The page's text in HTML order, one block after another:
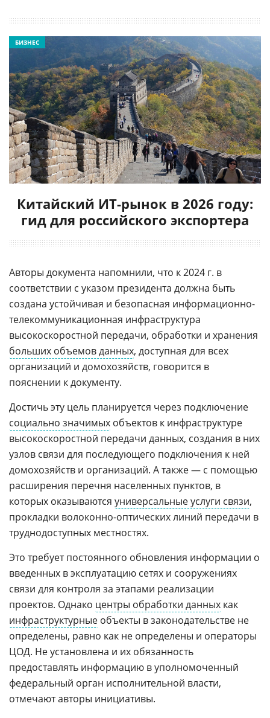
Китайский ИТ-рынок в 2026 году:
гид для российского экспортера
БИЗНЕС
Авторы документа напомнили, что к 2024 г. в
соответствии с указом президента должна быть
создана устойчивая и безопасная информационно-
телекоммуникационная инфраструктура
высокоскоростной передачи, обработки и хранения
больших объемов данных, доступная для всех
организаций и домохозяйств, говорится в
пояснении к документу.
Достичь эту цель планируется через подключение
социально значимых объектов к инфраструктуре
высокоскоростной передачи данных, создания в них
узлов связи для последующего подключения к ней
домохозяйств и организаций. А также — с помощью
расширения перечня населенных пунктов, в
которых оказываются универсальные услуги связи,
прокладки волоконно-оптических линий передачи в
труднодоступных местностях.
Это требует постоянного обновления информации о
введенных в эксплуатацию сетях и сооружениях
связи для контроля за этапами реализации
проектов. Однако центры обработки данных как
инфраструктурные объекты в законодательстве не
определены, равно как не определены и операторы
ЦОД. Не установлена и их обязанность
предоставлять информацию в уполномоченный
федеральный орган исполнительной власти,
отмечают авторы инициативы.